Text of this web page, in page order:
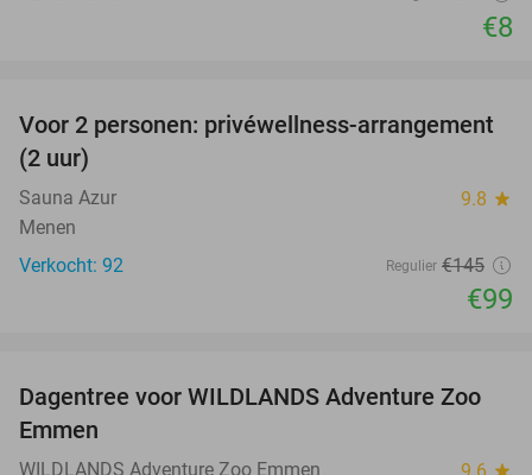
€8
32%
Voor 2 personen: privéwellness-arrangement
(2 uur)
Sauna Azur 9.8 star
Menen
Verkocht: 92
Regulier €145
€99
24%
Dagentree voor WILDLANDS Adventure Zoo
Emmen
WILDLANDS Adventure Zoo Emmen star